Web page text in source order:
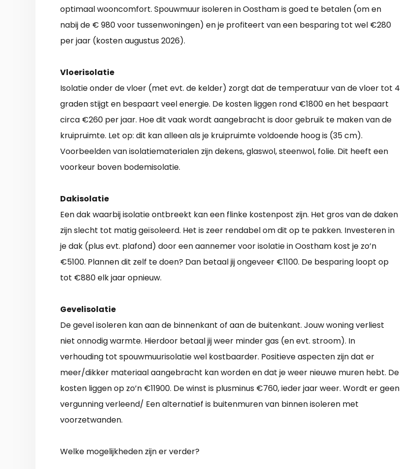
optimaal wooncomfort. Spouwmuur isoleren in Oostham is goed te betalen (om en
nabij de € 980 voor tussenwoningen) en je profiteert van een besparing tot wel €280
per jaar (kosten augustus 2026).
Vloerisolatie
Isolatie onder de vloer (met evt. de kelder) zorgt dat de temperatuur van de vloer tot 4
graden stijgt en bespaart veel energie. De kosten liggen rond €1800 en het bespaart
circa €260 per jaar. Hoe dit vaak wordt aangebracht is door gebruik te maken van de
kruipruimte. Let op: dit kan alleen als je kruipruimte voldoende hoog is (35 cm).
Voorbeelden van isolatiematerialen zijn dekens, glaswol, steenwol, folie. Dit heeft een
voorkeur boven bodemisolatie.
Dakisolatie
Een dak waarbij isolatie ontbreekt kan een flinke kostenpost zijn. Het gros van de daken
zijn slecht tot matig geïsoleerd. Het is zeer rendabel om dit op te pakken. Investeren in
je dak (plus evt. plafond) door een aannemer voor isolatie in Oostham kost je zo’n
€5100. Plannen dit zelf te doen? Dan betaal jij ongeveer €1100. De besparing loopt op
tot €880 elk jaar opnieuw.
Gevelisolatie
De gevel isoleren kan aan de binnenkant of aan de buitenkant. Jouw woning verliest
niet onnodig warmte. Hierdoor betaal jij weer minder gas (en evt. stroom). In
verhouding tot spouwmuurisolatie wel kostbaarder. Positieve aspecten zijn dat er
meer/dikker materiaal aangebracht kan worden en dat je weer nieuwe muren hebt. De
kosten liggen op zo’n €11900. De winst is plusminus €760, ieder jaar weer. Wordt er geen
vergunning verleend/ Een alternatief is buitenmuren van binnen isoleren met
voorzetwanden.
Welke mogelijkheden zijn er verder?